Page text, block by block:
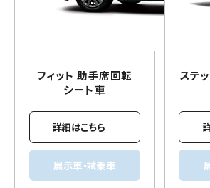
フィット 助手席回転
シート車
詳細はこちら
展示車・試乗車
ステ